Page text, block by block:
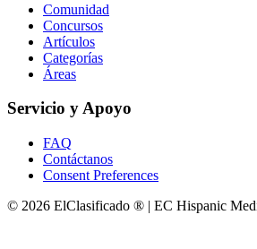
Comunidad
Concursos
Artículos
Categorías
Áreas
Servicio y Apoyo
FAQ
Contáctanos
Consent Preferences
© 2026 ElClasificado ® | EC Hispanic